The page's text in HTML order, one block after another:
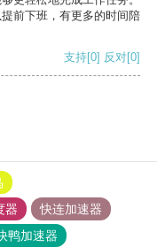
前下班，有更多的时间陪
支持[0] 反对[0]
器
快连加速器
鸭加速器